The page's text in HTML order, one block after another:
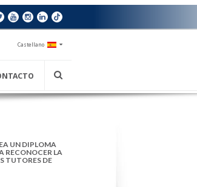
Castellano
UN DIPLOMA
RECONOCER LA
TUTORES DE